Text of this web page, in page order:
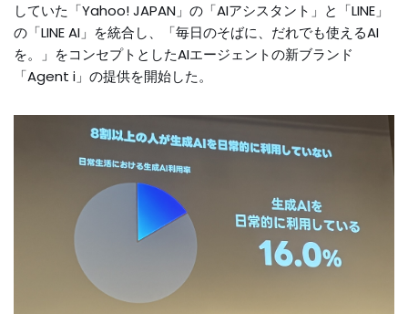
していた「Yahoo! JAPAN」の「AIアシスタント」と「LINE」
の「LINE AI」を統合し、「毎日のそばに、だれでも使えるAI
を。」をコンセプトとしたAIエージェントの新ブランド
「Agent i」の提供を開始した。